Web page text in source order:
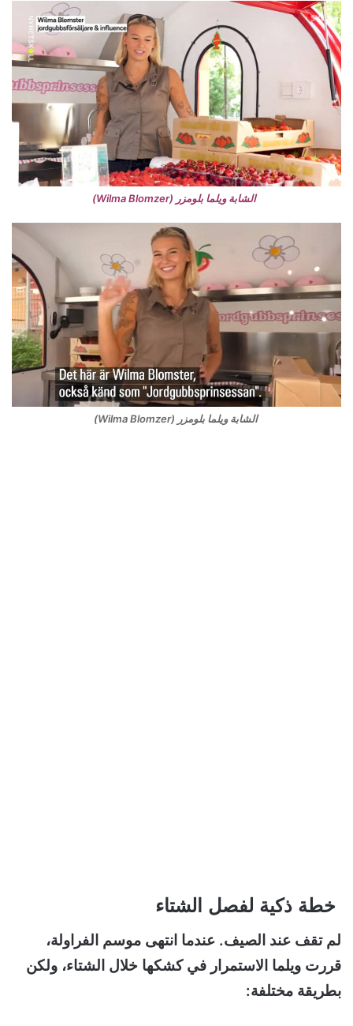
الشابة ويلما بلومزر (Wilma Blomzer)
الشابة ويلما بلومزر (Wilma Blomzer)
خطة ذكية لفصل الشتاء
لم تقف عند الصيف. عندما انتهى موسم الفراولة،
قررت ويلما الاستمرار في كشكها خلال الشتاء، ولكن
بطريقة مختلفة: